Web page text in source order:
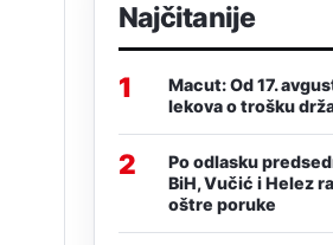
Najčitanije
1
Macut: Od 17.
lekova o trošku
2
Po odlasku
BiH, Vučić i Helez
oštre poruke